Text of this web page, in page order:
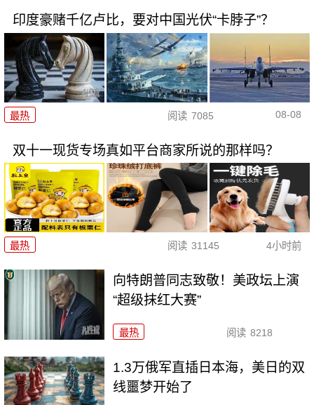
印度豪赌千亿卢比，要对中国光伏“卡脖子”？
最热 阅读 7085 08-08
双十一现货专场真如平台商家所说的那样吗？
最热 阅读 31145 4小时前
向特朗普同志致敬！美政坛上演
“超级抹红大赛”
最热 阅读 8218
1.3万俄军直插日本海，美日的双
线噩梦开始了